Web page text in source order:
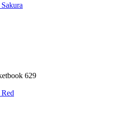
629